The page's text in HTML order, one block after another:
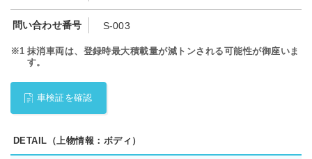
問い合わせ番号 S-003
※1 抹消車両は、登録時最大積載量が減トンされる可能性が御座いま
す。
車検証を確認
DETAIL（上物情報：ボディ）